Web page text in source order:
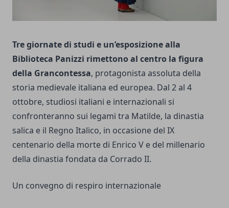
Tre giornate di studi e un’esposizione alla
Biblioteca Panizzi rimettono al centro la figura
della Grancontessa, protagonista assoluta della
storia medievale italiana ed europea. Dal 2 al 4
ottobre, studiosi italiani e internazionali si
confronteranno sui legami tra Matilde, la dinastia
salica e il Regno Italico, in occasione del IX
centenario della morte di Enrico V e del millenario
della dinastia fondata da Corrado II.
Un convegno di respiro internazionale